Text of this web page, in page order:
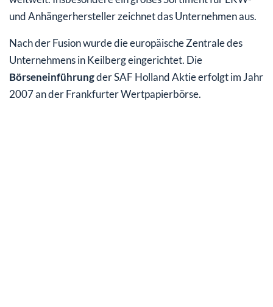
und Anhängerhersteller zeichnet das Unternehmen aus.
Nach der Fusion wurde die europäische Zentrale des
Unternehmens in Keilberg eingerichtet. Die
Börseneinführungder SAF Holland Aktie erfolgt im Jahr
2007 an der Frankfurter Wertpapierbörse.